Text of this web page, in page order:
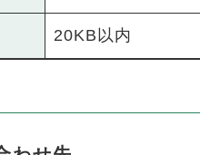
20KB以内